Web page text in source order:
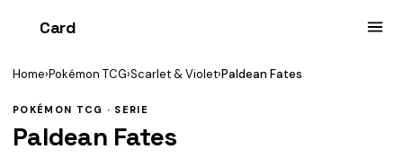
Card
Home›Pokémon TCG›Scarlet & Violet›Paldean Fates
POKÉMON TCG · SERIE
Paldean Fates